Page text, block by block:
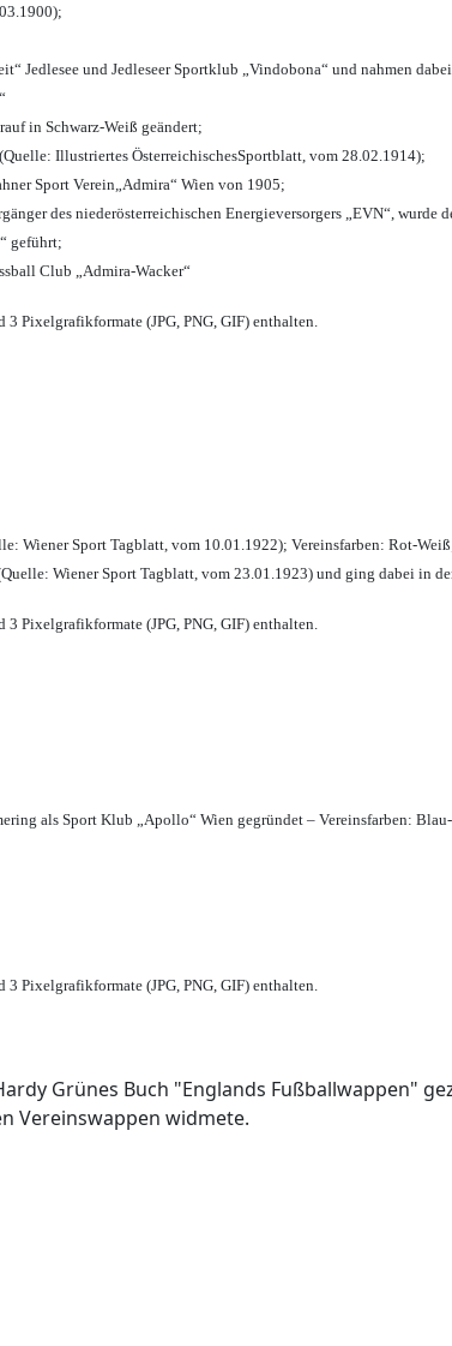
Jedlesee und Jedleseer Sportklub „Vindobona“ und nahmen
in Schwarz-Weiß geändert;
Illustriertes ÖsterreichischesSportblatt, vom 28.02.1914);
Sport Verein„Admira“ Wien von 1905;
des niederösterreichischen Energieversorgers „EVN“,
geführt;
Club „Admira-Wacker“
Pixelgrafikformate (JPG, PNG, GIF) enthalten.
Wiener Sport Tagblatt, vom 10.01.1922); Vereinsfarben: Rot-
Wiener Sport Tagblatt, vom 23.01.1923) und ging dabei in
Pixelgrafikformate (JPG, PNG, GIF) enthalten.
als Sport Klub „Apollo“ Wien gegründet – Vereinsfarben:
Pixelgrafikformate (JPG, PNG, GIF) enthalten.
Grünes Buch "Englands Fußballwappen"
Vereinswappen widmete.